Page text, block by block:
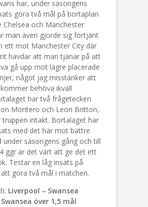
har, under säsongens
göra två mål på bortaplan
Chelsea och Manchester
man även gjorde sig förtjänt
ett mot Manchester City där
hävdar att man tjänar på att
gå upp mot lägre placerade
något jag misstänker att
behöva ikväll
har två frågetecken
Montero och Leon Britton,
truppen intakt. Bortalaget har
med det här mot bättre
säsongens gång och till
ggr är det värt att ge det ett
Testar en låg insats på
att göra två mål i matchen.
Liverpool – Swansea
Swansea över 1,5 mål